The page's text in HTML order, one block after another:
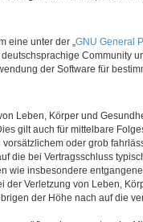
eine unter der „GNU General
Community
der Software für
Leben, Körper und
gilt auch für mittelbare
oder grob
die bei Vertragsschluss
wie insbesondere
Verletzung von Leben,
der Höhe nach auf die